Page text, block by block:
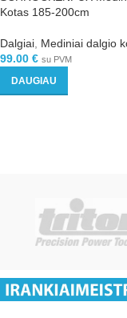
Kotas 185-200cm
Dalgiai Mediniai dalgio
99.00 € su PVM
DAUGIAU